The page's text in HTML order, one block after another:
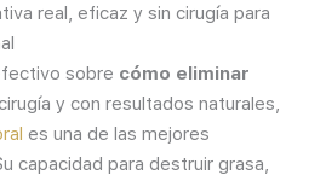
real, eficaz y sin cirugía para
sobre cómo eliminar
y con resultados naturales,
es una de las mejores
capacidad para destruir grasa,